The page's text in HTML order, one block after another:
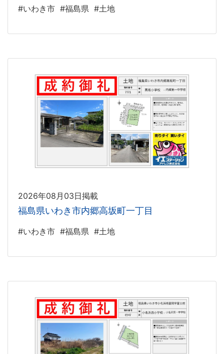
#いわき市 #福島県 #土地
2026年08月03日掲載
福島県いわき市内郷高坂町一丁目
#いわき市 #福島県 #土地